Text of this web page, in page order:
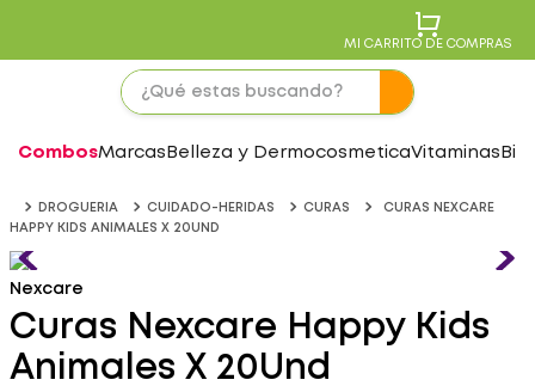
MI CARRITO DE COMPRAS
CombosMarcas Belleza y DermocosmeticaVitaminas
DROGUERIA CUIDADO-HERIDAS CURAS
CURAS NEXCARE
HAPPY KIDS ANIMALES X 20UND
Nexcare
Curas Nexcare Happy Kids
Animales X 20Und